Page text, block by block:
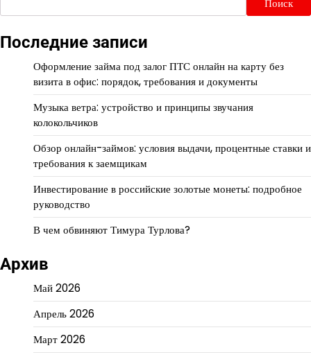
Поиск
Последние записи
Оформление займа под залог ПТС онлайн на карту без
визита в офис: порядок, требования и документы
Музыка ветра: устройство и принципы звучания
колокольчиков
Обзор онлайн-займов: условия выдачи, процентные ставки и
требования к заемщикам
Инвестирование в российские золотые монеты: подробное
руководство
В чем обвиняют Тимура Турлова?
Архив
Май 2026
Апрель 2026
Март 2026